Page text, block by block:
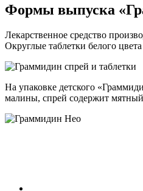
Формы выпуска
Лекарственное средство
Округлые таблетки белого
На упаковке детского
малины, спрей содержит мятный